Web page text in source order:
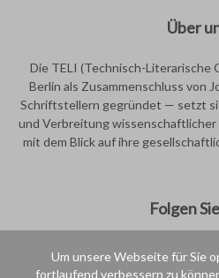
Um unsere Webseite für Sie
fortlaufend verbessern zu
Über
Die TELI (Technisch-Literarische
Berlin als Zusammenschluss von
Schriftstellern gegründet — setzt
und Verbreitung
mit dem Blick auf ihre
Folgen